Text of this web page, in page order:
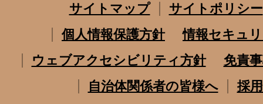
サイトマップ
サイトポリシー
個人情報保護方針
情報セキュ
ウェブアクセシビリティ方針
免責
自治体関係者の皆様へ
採